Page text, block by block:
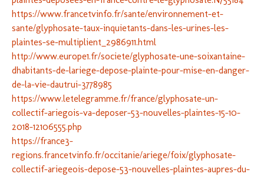
https://www.francetvinfo.fr/sante/environnement-et-
sante/glyphosate-taux-inquietants-dans-les-urines-les-
plaintes-se-multiplient_2986911.html
http://www.europe1.fr/societe/glyphosate-une-soixantaine-
dhabitants-de-lariege-depose-plainte-pour-mise-en-danger-
de-la-vie-dautrui-3778985
https://www.letelegramme.fr/france/glyphosate-un-
collectif-ariegois-va-deposer-53-nouvelles-plaintes-15-10-
2018-12106555.php
https://france3-
regions.francetvinfo.fr/occitanie/ariege/foix/glyphosate-
collectif-ariegeois-depose-53-nouvelles-plaintes-aupres-du-